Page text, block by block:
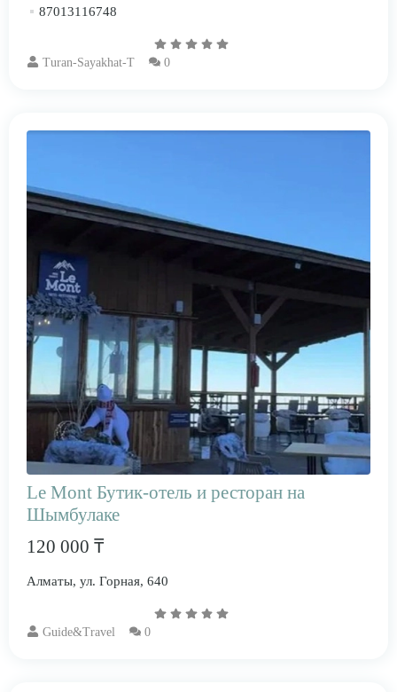
87013116748
Turan-Sayakhat-T 0
Le Mont Бутик-отель и ресторан на
Шымбулаке
120 000 ₸
Алматы, ул. Горная, 640
Guide&Travel 0